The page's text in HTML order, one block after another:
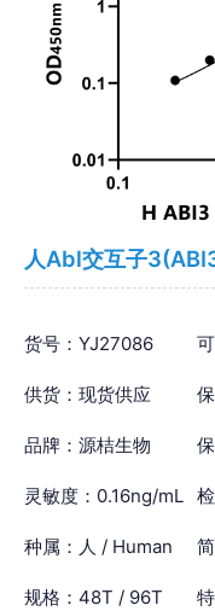
人Abl交互子
货号：YJ27086
供货：现货供应
品牌：源桔生物
灵敏度：0.16ng/mL
种属：人 / Human
规格：48T / 96T